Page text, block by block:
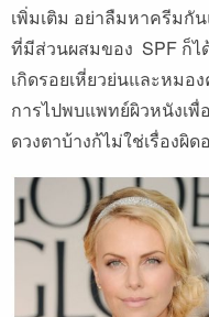
เพิ่มเติม อย่าลืมหาครีมกั
ที่มีส่วนผสมของ SPF ก็ไ
เกิดรอยเหี่ยวย่นและหมอ
การไปพบแพทย์ผิวหนังเ
ดวงตาบ้างก้ไม่ใช่เรื่องผิ